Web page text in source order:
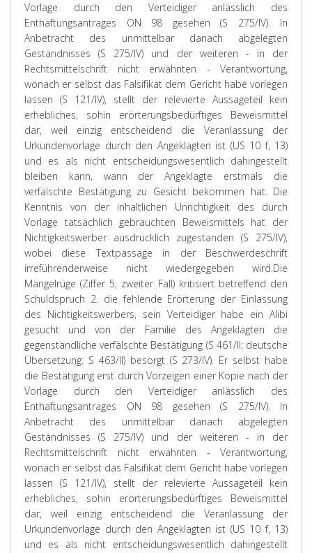
Vorlage durch den Verteidiger anlässlich des
Enthaftungsantrages ON 98 gesehen (S 275/IV). In
Anbetracht des unmittelbar danach abgelegten
Geständnisses (S 275/IV) und der weiteren - in der
Rechtsmittelschrift nicht erwähnten - Verantwortung,
wonach er selbst das Falsifikat dem Gericht habe vorlegen
lassen (S 121/IV), stellt der relevierte Aussageteil kein
erhebliches, sohin erörterungsbedürftiges Beweismittel
dar, weil einzig entscheidend die Veranlassung der
Urkundenvorlage durch den Angeklagten ist (US 10 f, 13)
und es als nicht entscheidungswesentlich dahingestellt
bleiben kann, wann der Angeklagte erstmals die
verfälschte Bestätigung zu Gesicht bekommen hat. Die
Kenntnis von der inhaltlichen Unrichtigkeit des durch
Vorlage tatsächlich gebrauchten Beweismittels hat der
Nichtigkeitswerber ausdrücklich zugestanden (S 275/IV),
wobei diese Textpassage in der Beschwerdeschrift
irreführenderweise nicht wiedergegeben wird.Die
Mängelrüge (Ziffer 5, zweiter Fall) kritisiert betreffend den
Schuldspruch 2. die fehlende Erörterung der Einlassung
des Nichtigkeitswerbers, sein Verteidiger habe ein Alibi
gesucht und von der Familie des Angeklagten die
gegenständliche verfälschte Bestätigung (S 461/II; deutsche
Übersetzung: S 463/II) besorgt (S 273/IV). Er selbst habe
die Bestätigung erst durch Vorzeigen einer Kopie nach der
Vorlage durch den Verteidiger anlässlich des
Enthaftungsantrages ON 98 gesehen (S 275/IV). In
Anbetracht des unmittelbar danach abgelegten
Geständnisses (S 275/IV) und der weiteren - in der
Rechtsmittelschrift nicht erwähnten - Verantwortung,
wonach er selbst das Falsifikat dem Gericht habe vorlegen
lassen (S 121/IV), stellt der relevierte Aussageteil kein
erhebliches, sohin erörterungsbedürftiges Beweismittel
dar, weil einzig entscheidend die Veranlassung der
Urkundenvorlage durch den Angeklagten ist (US 10 f, 13)
und es als nicht entscheidungswesentlich dahingestellt